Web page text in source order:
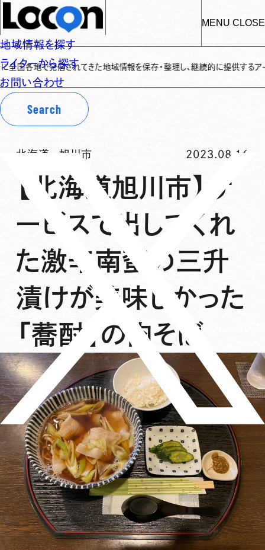
MENU CLOSE
地域情報を探す
ライターから探す
お問い合わせ
Search
地で発信されてきた地域情報を保存・整理し、継続的に提供するアーカイブ
北海道 -旭川市 2023.08.16
【北海道旭川市】サ
ービスで出してくれ
た激辛南蛮の三升
漬けが美味しかった
「蕎酎」の肉そば